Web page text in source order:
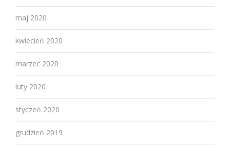
maj 2020
kwiecień 2020
marzec 2020
luty 2020
styczeń 2020
grudzień 2019